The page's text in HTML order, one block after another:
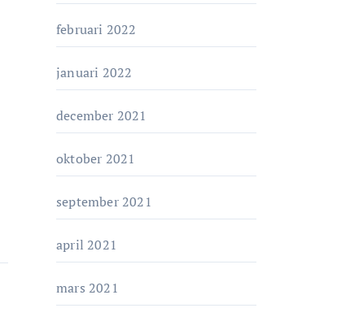
februari 2022
januari 2022
december 2021
oktober 2021
september 2021
april 2021
mars 2021